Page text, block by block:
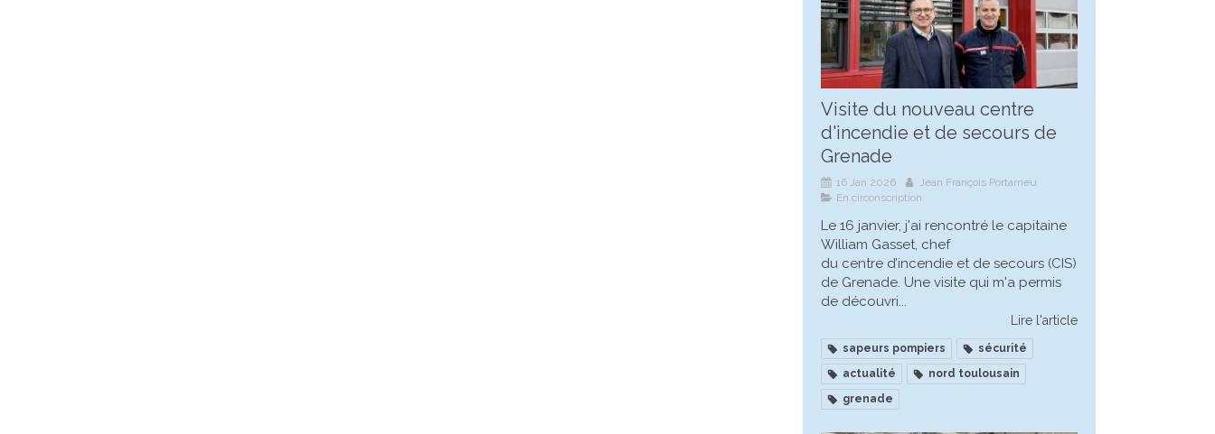
Visite du nouveau centre
d'incendie et de secours de
Grenade
16 Jan 2026
Jean François Portarrieu
En circonscription
Le 16 janvier, j'ai rencontré le capitaine
William Gasset, chef
du centre d’incendie et de secours (CIS)
de Grenade. Une visite qui m'a permis
de découvri...
Lire l'article
sapeurs pompiers
sécurité
actualité
nord toulousain
grenade